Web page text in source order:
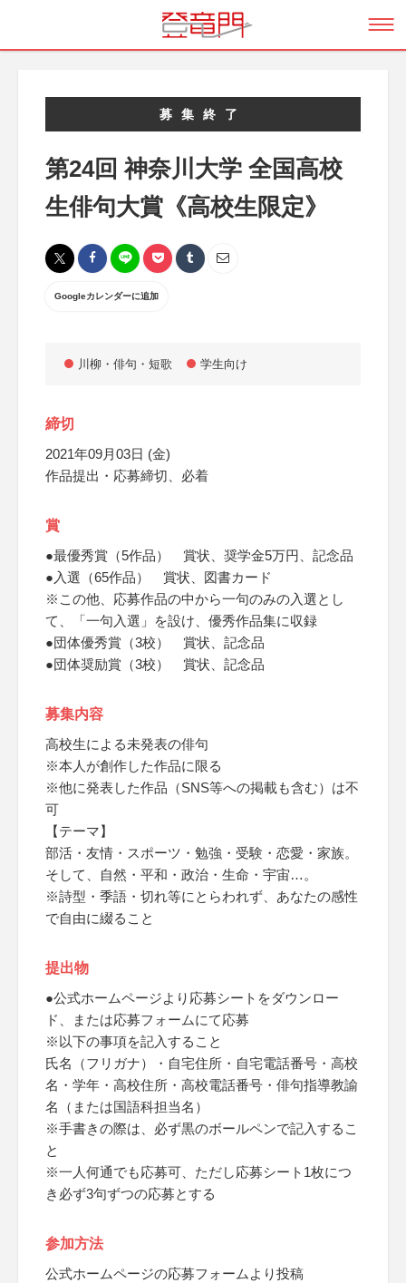
募集終了
第24回 神奈川大学 全国高校
生俳句大賞《高校生限定》
Googleカレンダーに追加
川柳・俳句・短歌 学生向け
締切
2021年09月03日 (金)
作品提出・応募締切、必着
賞
●最優秀賞（5作品） 賞状、奨学金5万円、記念品
●入選（65作品） 賞状、図書カード
※この他、応募作品の中から一句のみの入選とし
て、「一句入選」を設け、優秀作品集に収録
●団体優秀賞（3校） 賞状、記念品
●団体奨励賞（3校） 賞状、記念品
募集内容
高校生による未発表の俳句
※本人が創作した作品に限る
※他に発表した作品（SNS等への掲載も含む）は不
可
【テーマ】
部活・友情・スポーツ・勉強・受験・恋愛・家族。
そして、自然・平和・政治・生命・宇宙…。
※詩型・季語・切れ等にとらわれず、あなたの感性
で自由に綴ること
提出物
●公式ホームページより応募シートをダウンロー
ド、または応募フォームにて応募
※以下の事項を記入すること
氏名（フリガナ）・自宅住所・自宅電話番号・高校
名・学年・高校住所・高校電話番号・俳句指導教諭
名（または国語科担当名）
※手書きの際は、必ず黒のボールペンで記入するこ
と
※一人何通でも応募可、ただし応募シート1枚につ
き必ず3句ずつの応募とする
参加方法
公式ホームページの応募フォームより投稿